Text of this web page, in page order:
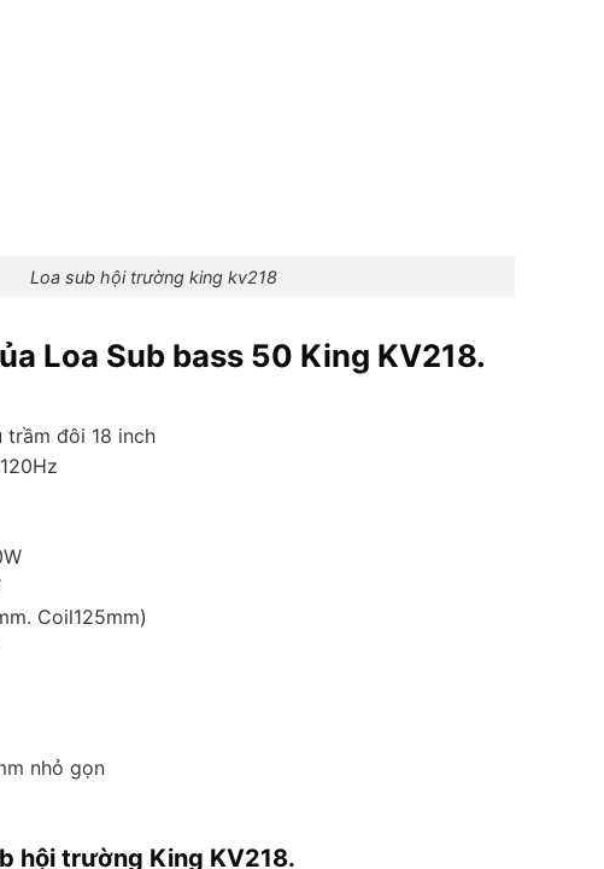
Loa sub hội trường king kv218
Loa Sub bass 50 King KV218.
trầm đôi 18 inch
Coil125mm)
nhỏ gọn
hội trường King KV218.